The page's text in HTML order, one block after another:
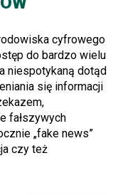
cyfrowego
do bardzo wielu
niespotykaną dotąd
się informacji
fałszywych
„fake news”
czy też